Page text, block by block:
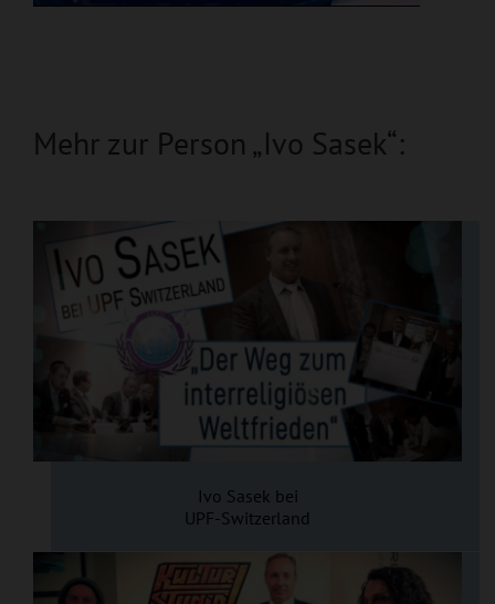
Mehr zur Person „Ivo Sasek“:
Ivo Sasek bei
UPF-Switzerland